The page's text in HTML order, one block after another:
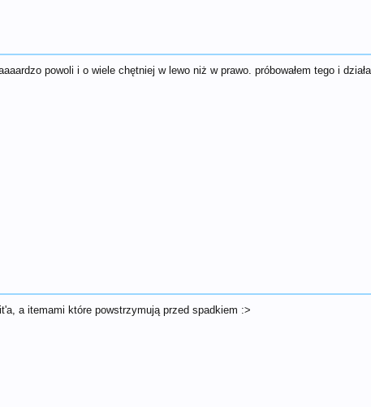
powoli i o wiele chętniej w lewo niż w prawo. próbowałem tego i
a itemami które powstrzymują przed spadkiem :>